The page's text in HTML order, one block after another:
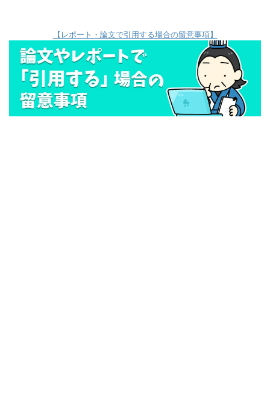
【レポート・論文で引用する場合の留意事項】